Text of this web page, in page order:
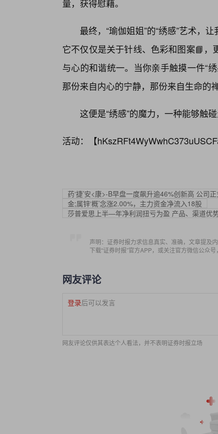
量，获得慰藉。
最终，“瑜伽姐姐”的“绣感”艺术，
它不仅仅是关于针线、色彩和图案📘
与心的和谐统一。当你亲手触摸一件“
那份来自内心的宁静，那份来自生命的
这便是“绣感”的魔力，一种能够触
活动：【
药‘捷’安<康>-B早盘一度飙升逾46%创新高 公司
金;属锌‘概’念涨2.00%，主力资金净流入18股
莎普爱思上半—年净利润扭亏为盈 产品、渠道优
声明：证券时报力求信息真实、准确，文章提及
下载“证券时报”官方APP，或关注官方微信公众
网友评论
登录后可以发言
网友评论仅供其表达个人看法，并不表明证券时报立场